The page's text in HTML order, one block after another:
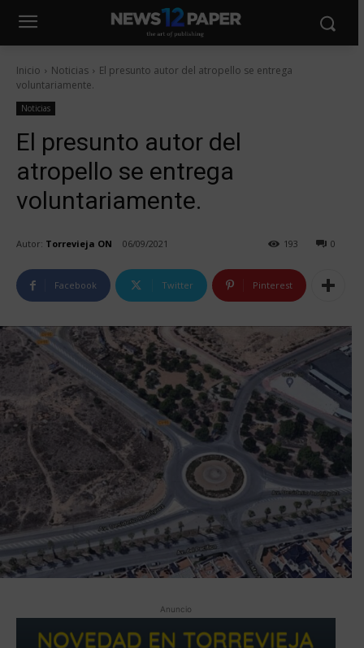
Inicio Noticias
El presunto autor del atropello se entrega
voluntariamente.
Noticias
El presunto autor del
atropello se entrega
voluntariamente.
Autor: Torrevieja ON 06/09/2021 0
193
Facebook Twitter Pinterest
Anuncio